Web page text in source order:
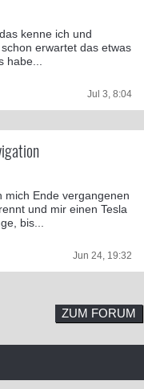
kenne ich und
erwartet das etwas
Jul 3, 8:04
mich Ende vergangenen
und mir einen Tesla
bis...
Jun 24, 19:32
ZUM FORUM